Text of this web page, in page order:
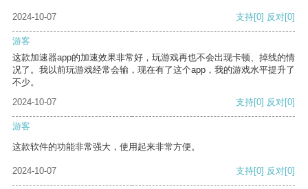
2024-10-07 支持[0] 反对[0]
游客
这款加速器app的加速效果非常好，玩游戏再也不会出现卡顿、掉线的情
况了。我以前玩游戏经常会输，现在有了这个app，我的游戏水平提升了
不少。
2024-10-07
支持[0] 反对[0]
游客
这款软件的功能非常强大，使用起来非常方便。
2024-10-07 支持[0] 反对[0]